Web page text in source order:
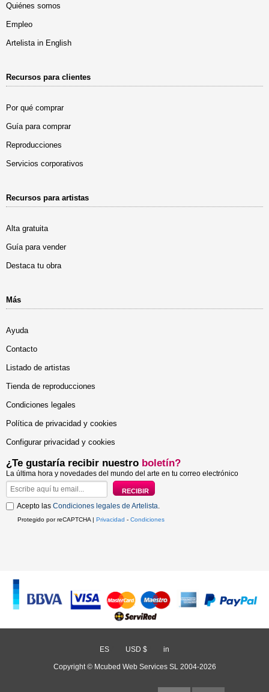
Quiénes somos
Empleo
Artelista in English
Recursos para clientes
Por qué comprar
Guía para comprar
Reproducciones
Servicios corporativos
Recursos para artistas
Alta gratuita
Guía para vender
Destaca tu obra
Más
Ayuda
Contacto
Listado de artistas
Tienda de reproducciones
Condiciones legales
Política de privacidad y cookies
Configurar privacidad y cookies
¿Te gustaría recibir nuestro boletín?
La última hora y novedades del mundo del arte en tu correo electrónico
Acepto las Condiciones legales de Artelista.
Protegido por reCAPTCHA | Privacidad - Condiciones
ES USD $ in
Copyright © Mcubed Web Services SL 2004-2026